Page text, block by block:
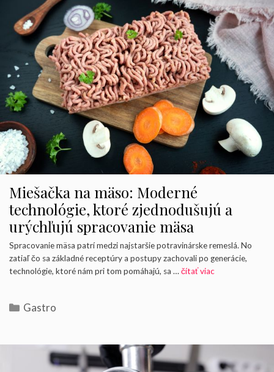
Miešačka na mäso: Moderné
technológie, ktoré zjednodušujú a
urýchľujú spracovanie mäsa
Spracovanie mäsa patrí medzi najstaršie potravinárske remeslá. No
zatiaľ čo sa základné receptúry a postupy zachovali po generácie,
technológie, ktoré nám pri tom pomáhajú, sa …čítať viac
Kategórie
Gastro